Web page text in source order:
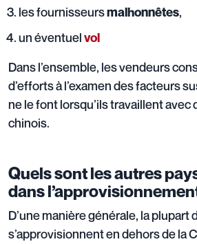
les fournisseursmalhonnêtes,
un éventuelvol
Dans l’ensemble, les vendeurs
d’efforts à l’examen des facteurs
ne le font lorsqu’ils travaillent
chinois.
Quels sont les autres
dans
D’une manière générale, la plupart
s’approvisionnent en dehors de la